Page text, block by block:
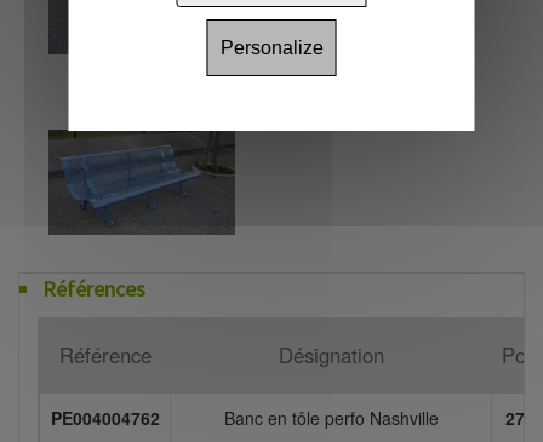
Références
Référence Désignation
PE004004762 Banc en tôle perfo Nashville
Personalize